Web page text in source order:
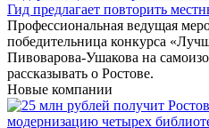
Гид предлагает повторить
Профессиональная ведущая
победительница конкурса
Пивоварова-Ушакова на
рассказывать о Ростове.
Новые компании